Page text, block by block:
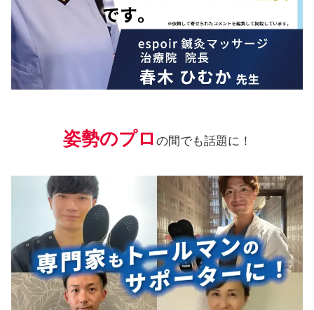
姿勢のプロ の間でも話題に！